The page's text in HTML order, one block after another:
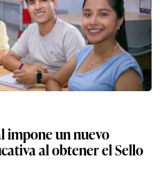
impone un nuevo
al obtener el Sello